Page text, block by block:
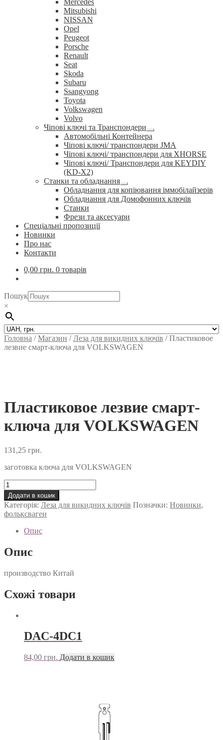
Mercedes
Mitsubishi
NISSAN
Opel
Peugeot
Porsche
Renault
Seat
Skoda
Subaru
Ssangyong
Toyota
Volkswagen
Volvo
Чіпові ключі та Транспондери
Розгорнуте
вкладене
меню
Автомобільні Контейнера
Чіпові ключі/ транспондери JMA
Чіпові ключі/ транспондери для XHORSE
Чіпові ключі/ Транспондери для KEYDIY
(KD-X2)
Станки та обладнання
Розгорнуте
вкладене
меню
Обладнання для копіювання іммобілайзерів
Обладнання для Домофонних ключів
Станки
Фрези та аксесуари
Спеціальні пропозиції
Новинки
Про нас
Контакти
0,00 грн. 0 товарів
Пошук
×
Головна /Магазин /Леза для викидних ключів /Пластиковое
лезвие смарт-ключа для VOLKSWAGEN
Пластиковое лезвие смарт-
ключа для VOLKSWAGEN
131,25 грн.
заготовка ключа для VOLKSWAGEN
Пластиковое
лезвие
смарт-
ключа
для
VOLKSWAGEN
кількість
Додати в кошик
Категорія: Леза для викидних ключів Позначки: Новинки,
фольксваген
Опис
Опис
производство Китай
Схожі товари
DAC-4DC1
84,00 грн. Додати в кошик